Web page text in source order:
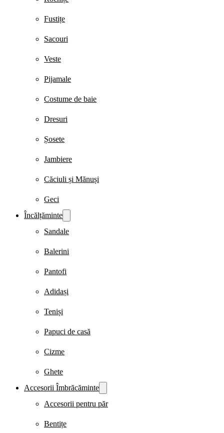
Fustițe
Sacouri
Veste
Pijamale
Costume de baie
Dresuri
Șosete
Jambiere
Căciuli și Mănuși
Geci
Încălțăminte
Sandale
Balerini
Pantofi
Adidași
Teniși
Papuci de casă
Cizme
Ghete
Accesorii Îmbrăcăminte
Accesorii pentru păr
Bentițe